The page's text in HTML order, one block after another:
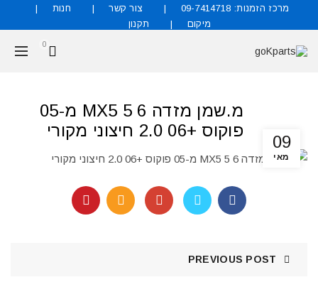
מרכז הזמנות: 09-7414718 צור קשר
חנות
מיקום
תקנון
0
09
מאי
מ.שמן מזדה 6 5 MX5 מ-05
פוקוס +06 2.0 חיצוני מקורי
PREVIOUS POST